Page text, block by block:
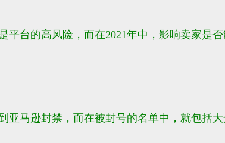
台的高风险，而在2021年中，影响卖家是
马逊封禁，而在被封号的名单中，就包括